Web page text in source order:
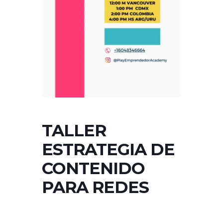
TALLER
ESTRATEGIA DE
CONTENIDO
PARA REDES